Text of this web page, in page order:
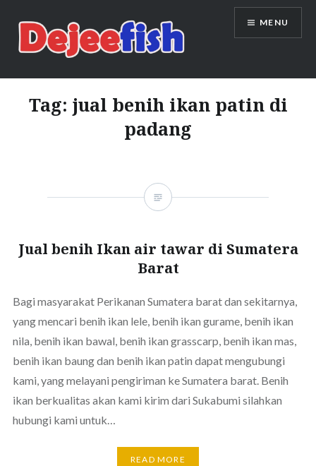
content
DEJEEFISH | PRODUSEN BENIH
IKAN BERKUALITAS INDONESIA
MENU
Tag: jual benih ikan patin di
padang
Jual benih Ikan air tawar di Sumatera
Barat
Bagi masyarakat Perikanan Sumatera barat dan sekitarnya,
yang mencari benih ikan lele, benih ikan gurame, benih ikan
nila, benih ikan bawal, benih ikan grasscarp, benih ikan mas,
benih ikan baung dan benih ikan patin dapat mengubungi
kami, yang melayani pengiriman ke Sumatera barat. Benih
ikan berkualitas akan kami kirim dari Sukabumi silahkan
hubungi kami untuk…
READ MORE